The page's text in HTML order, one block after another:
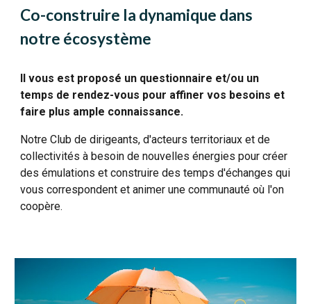
Co-construire la dynamique dans
notre écosystème
Il vous est proposé un questionnaire et/ou un
temps de rendez-vous pour affiner vos besoins et
faire plus ample connaissance.
Notre Club de dirigeants, d'acteurs territoriaux et de
collectivités à besoin de nouvelles énergies pour créer
des émulations et construire des temps d'échanges qui
vous correspondent et animer une communauté où l'on
coopère.